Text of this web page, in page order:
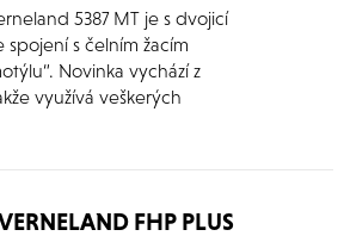
5387 MT je s dvojicí
s čelním žacím
Novinka vychází z
využívá veškerých
FHP PLUS